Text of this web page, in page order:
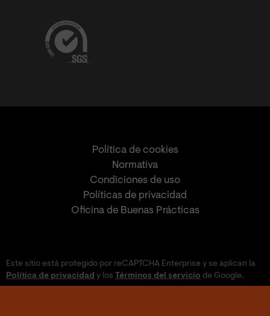
Política de cookies
Normativa
Condiciones de uso
Políticas de privacidad
Oficina de Buenas Prácticas
Este sitio está protegido por reCAPTCHA Enterprise y se aplican la
Política de privacidad y los Términos del servicio de Google.